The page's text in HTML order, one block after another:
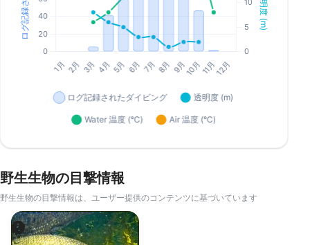
野生生物の目撃情報
野生生物の目撃情報は、ユーザー提供のコンテンツに基づいています